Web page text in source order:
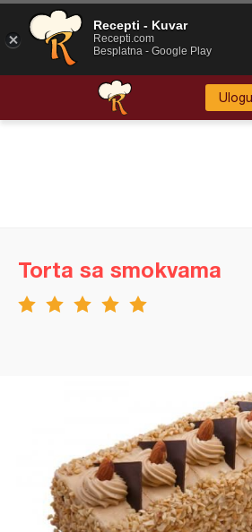
Torta sa smokvama
Recepti - Kuvar
Recepti.com
Besplatna - Google Play